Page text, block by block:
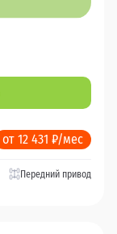
от 12 431 ₽/мес
Передний привод